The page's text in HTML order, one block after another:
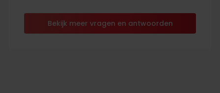
Bekijk meer vragen en antwoorden